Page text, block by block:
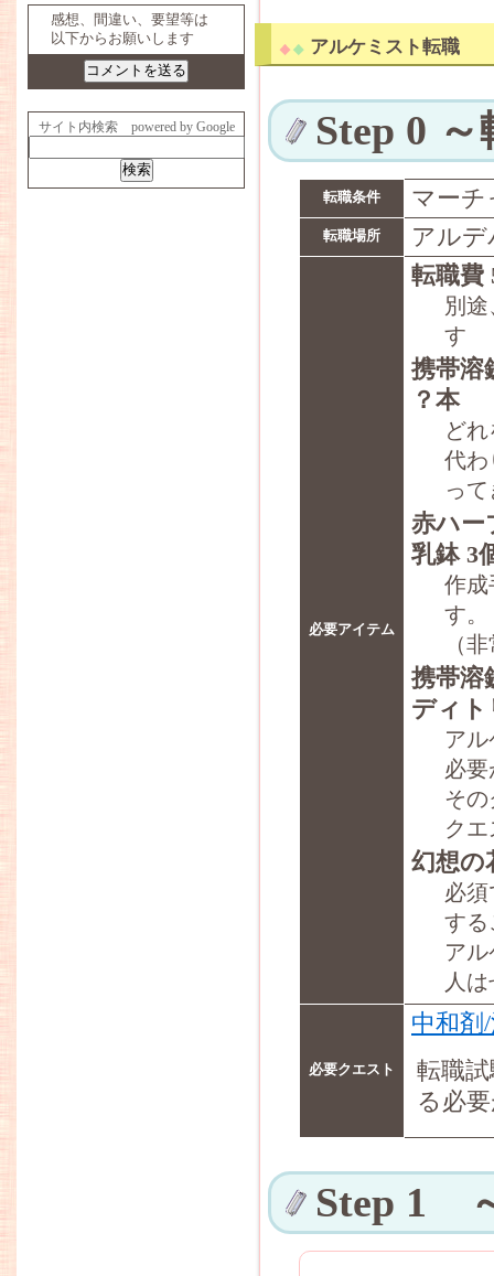
感想、間違い、要望等は
以下からお願いします
サイト内検索 powered by Google
アルケミスト転職
Step 0
転職条件 マーチ
転職場所 アル
必要アイテム
転職費
別
す
携帯溶
？本
ど
代わ
っ
赤ハー
乳鉢 3
作成
す。
（
携帯溶
ディト
ア
必
そ
ク
幻想の
必
する
ア
人
必要クエスト
中和剤
転職
る必
Step 1